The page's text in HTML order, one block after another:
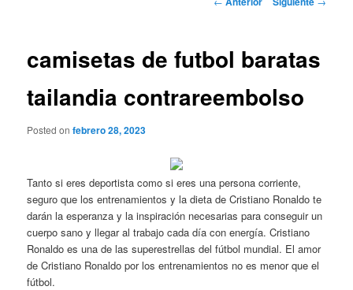
camisetas de futbol baratas
tailandia contrareembolso
Posted onfebrero 28, 2023
Tanto si eres deportista como si eres una persona corriente,
seguro que los entrenamientos y la dieta de Cristiano Ronaldo te
darán la esperanza y la inspiración necesarias para conseguir un
cuerpo sano y llegar al trabajo cada día con energía. Cristiano
Ronaldo es una de las superestrellas del fútbol mundial. El amor
de Cristiano Ronaldo por los entrenamientos no es menor que el
fútbol.